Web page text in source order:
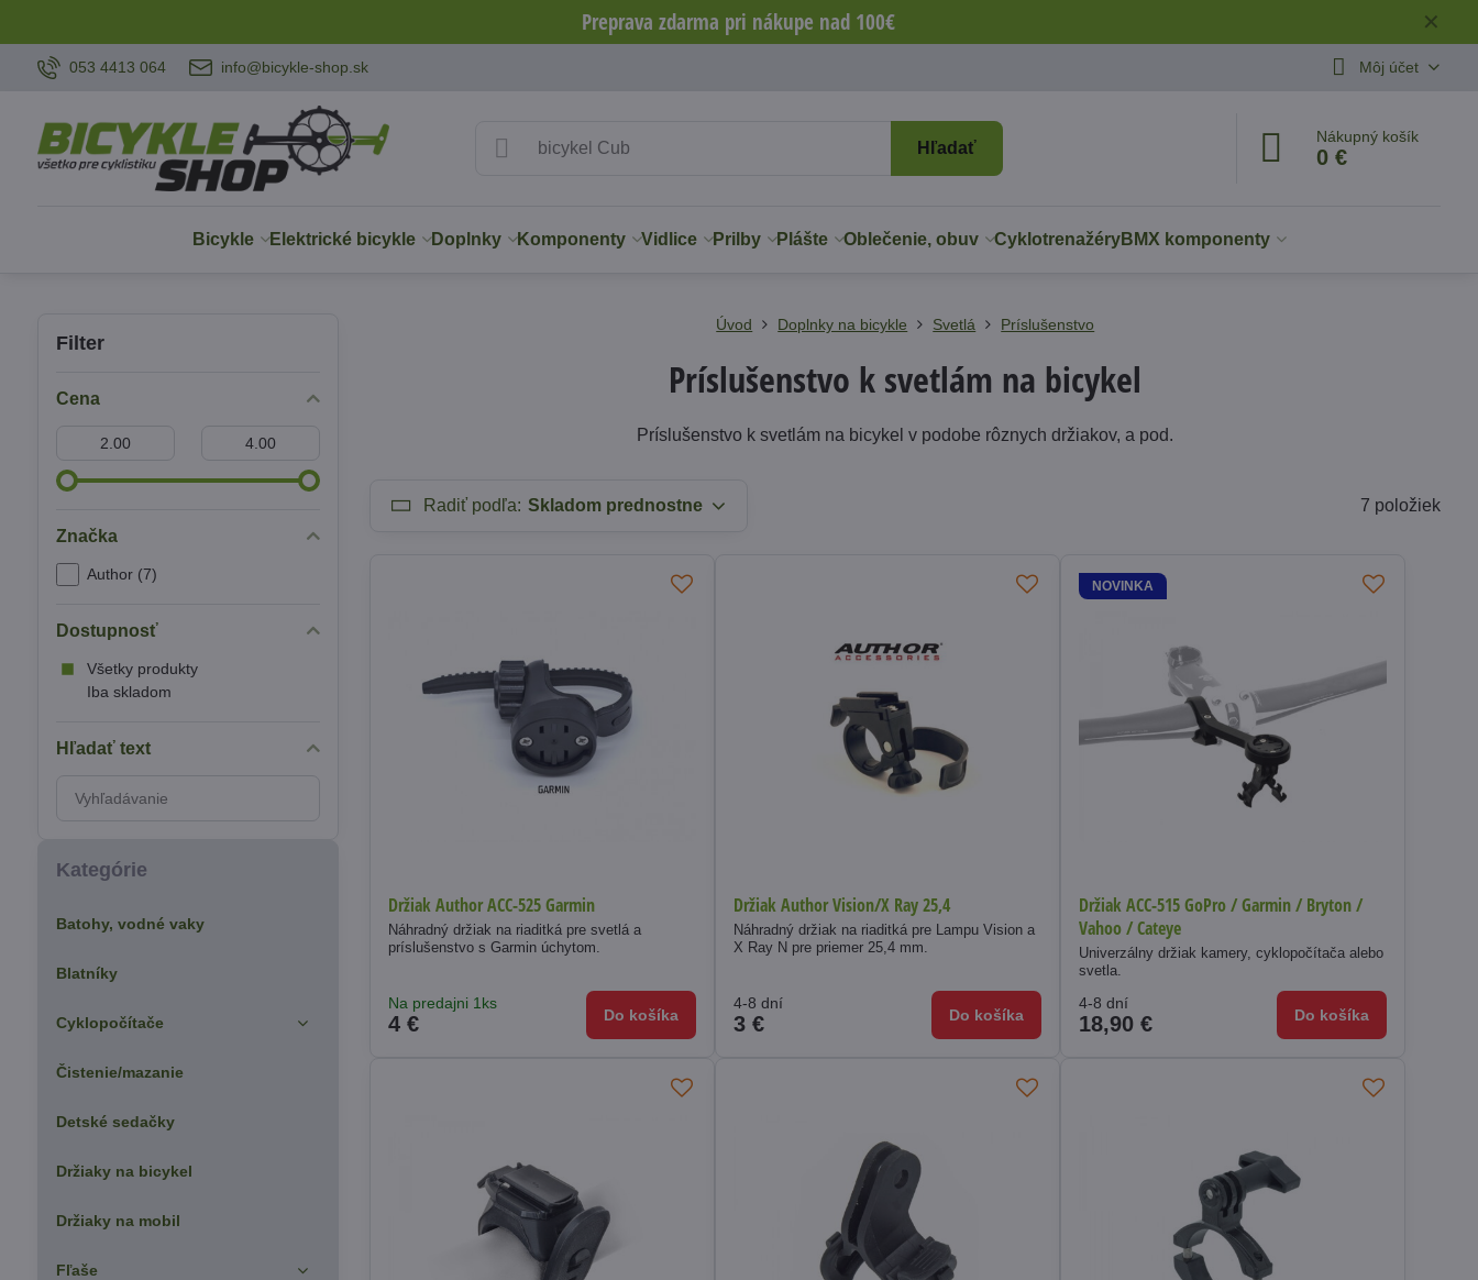
✕
Preprava zdarma pri nákupe nad 100€
053 4413 064 info@bicykle-shop.sk Môj účet
Hľadať
Nákupný košík
0 €
Bicykle Elektrické bicykle Doplnky Komponenty Vidlice Prilby Plášte Oblečenie, obuv CyklotrenažéryBMX komponenty
Úvod Doplnky na bicykle Svetlá Príslušenstvo
Príslušenstvo k svetlám na bicykel
Príslušenstvo k svetlám na bicykel v podobe rôznych držiakov, a pod.
Radiť podľa: Skladom prednostne 7 položiek
Držiak Author ACC-525 Garmin
Náhradný držiak na riaditká pre svetlá a
príslušenstvo s Garmin úchytom.
Na predajni 1ks
4 € Do košíka
Držiak Author Vision/X Ray 25,4
Náhradný držiak na riaditká pre Lampu Vision a
X Ray N pre priemer 25,4 mm.
4-8 dní
3 € Do košíka
NOVINKA
Držiak ACC-515 GoPro / Garmin / Bryton /
Vahoo / Cateye
Univerzálny držiak kamery, cyklopočítača alebo
svetla.
4-8 dní
18,90 € Do košíka
Filter
Cena
Značka
Author (7)
Dostupnosť
Všetky produkty
Iba skladom
Hľadať text
výsledky
fulltextom
Kategórie
Batohy, vodné vaky
Blatníky
Cyklopočítače
Čistenie/mazanie
Detské sedačky
Držiaky na bicykel
Držiaky na mobil
Fľaše